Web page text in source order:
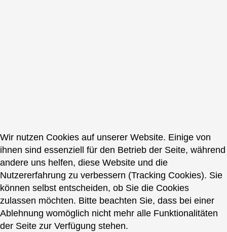
Wir nutzen Cookies auf unserer Website. Einige von
ihnen sind essenziell für den Betrieb der Seite, während
andere uns helfen, diese Website und die
Nutzererfahrung zu verbessern (Tracking Cookies). Sie
können selbst entscheiden, ob Sie die Cookies
zulassen möchten. Bitte beachten Sie, dass bei einer
Ablehnung womöglich nicht mehr alle Funktionalitäten
der Seite zur Verfügung stehen.